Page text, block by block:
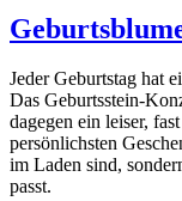
Jeder Geburtstag hat
Das Geburtsstein-
dagegen ein leiser,
persönlichsten
im Laden sind,
passt.